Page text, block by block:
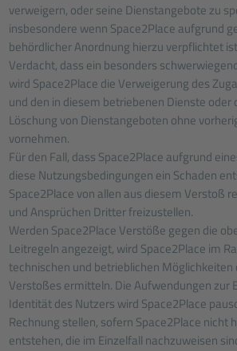
verweigern, oder seine Dienstangebote zu
insbesondere wenn Space2Place aufgrund
behördlicher Anordnung hierzu verpflichtet
Verdacht, dass ein besonders
wird Space2Place die Verweigerung des
und den in diesem betriebenen Dienste oder
Löschung von Dienstangeboten ohne
vornehmen.
Für den Fall, dass Space2Place aufgrund
diese Nutzungsbedingungen ein Schaden
Space2Place von allen aus diesem Verstoß
und Ansprüchen Dritter freizustellen.
Werden Space2Place Verstöße gegen die
Leitregeln angezeigt, wird Space2Place im
technischen und betrieblichen Möglichkeiten
Verstoßes ermitteln. Die Aufwendungen zur
Identität des Nutzers wird Space2Place
Rechnung stellen, sofern Space2Place nicht
entstehen, die im Einzelfall nachzuweisen